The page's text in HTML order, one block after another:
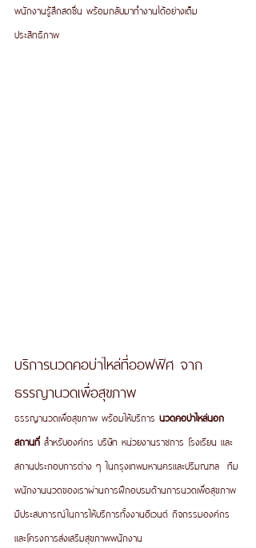
พนักงานรู้สึกสดชื่น พร้อมกลับมาทำงานได้อย่างเต็ม
ประสิทธิภาพ
บริการนวดคอบ่าไหล่ที่ออฟฟิศ จาก
ธรรญานวดเพื่อสุขภาพ
ธรรญานวดเพื่อสุขภาพ พร้อมให้บริการ นวดคอบ่าไหล่นอก
สถานที่ สำหรับองค์กร บริษัท หน่วยงานราชการ โรงเรียน และ
สถานประกอบการต่าง ๆ ในกรุงเทพมหานครและปริมณฑล  ทีม
พนักงานนวดของเราผ่านการฝึกอบรมด้านการนวดเพื่อสุขภาพ
มีประสบการณ์ในการให้บริการทั้งงานอีเวนต์ กิจกรรมองค์กร
และโครงการส่งเสริมสุขภาพพนักงาน